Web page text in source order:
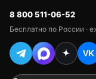
8 800 511-06-52
Бесплатно по России ·
VK